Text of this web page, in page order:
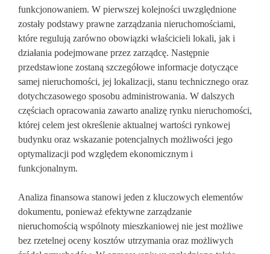
funkcjonowaniem. W pierwszej kolejności uwzględnione
zostały podstawy prawne zarządzania nieruchomościami,
które regulują zarówno obowiązki właścicieli lokali, jak i
działania podejmowane przez zarządcę. Następnie
przedstawione zostaną szczegółowe informacje dotyczące
samej nieruchomości, jej lokalizacji, stanu technicznego oraz
dotychczasowego sposobu administrowania. W dalszych
częściach opracowania zawarto analizę rynku nieruchomości,
której celem jest określenie aktualnej wartości rynkowej
budynku oraz wskazanie potencjalnych możliwości jego
optymalizacji pod względem ekonomicznym i
funkcjonalnym.
Analiza finansowa stanowi jeden z kluczowych elementów
dokumentu, ponieważ efektywne zarządzanie
nieruchomością wspólnoty mieszkaniowej nie jest możliwe
bez rzetelnej oceny kosztów utrzymania oraz możliwych